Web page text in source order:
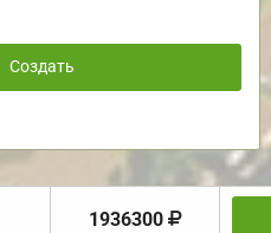
Создать
1936300